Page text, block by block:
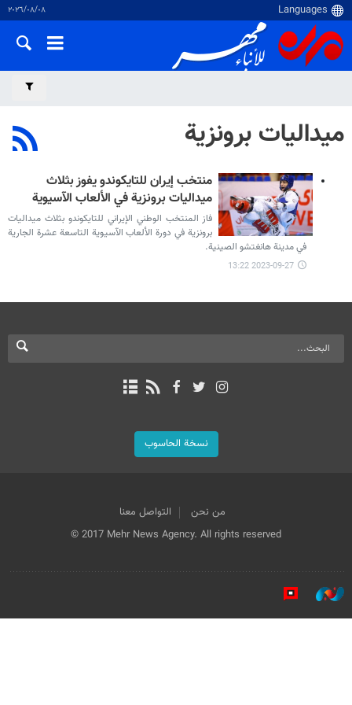
٠٨‏/٠٨‏/٢٠٢٦
ميداليات برونزية
منتخب إيران للتايكوندو يفوز بثلاث
ميداليات برونزية في الألعاب الآسيوية
فاز المنتخب الوطني الإيراني للتايكوندو بثلاث ميداليات
برونزية في دورة الألعاب الآسيوية التاسعة عشرة الجارية
في مدينة هانغتشو الصينية.
2023-09-27 13:22
نسخة الحاسوب
من نحن
التواصل معنا
© 2017 Mehr News Agency. All rights reserved